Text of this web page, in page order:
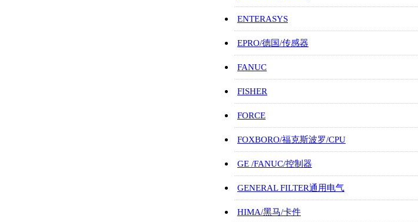
ENTERASYS
EPRO/德国/传感器
FANUC
FISHER
FORCE
FOXBORO/福克斯波罗/CPU
GE /FANUC/控制器
GENERAL FILTER通用电气
HIMA/黑马/卡件